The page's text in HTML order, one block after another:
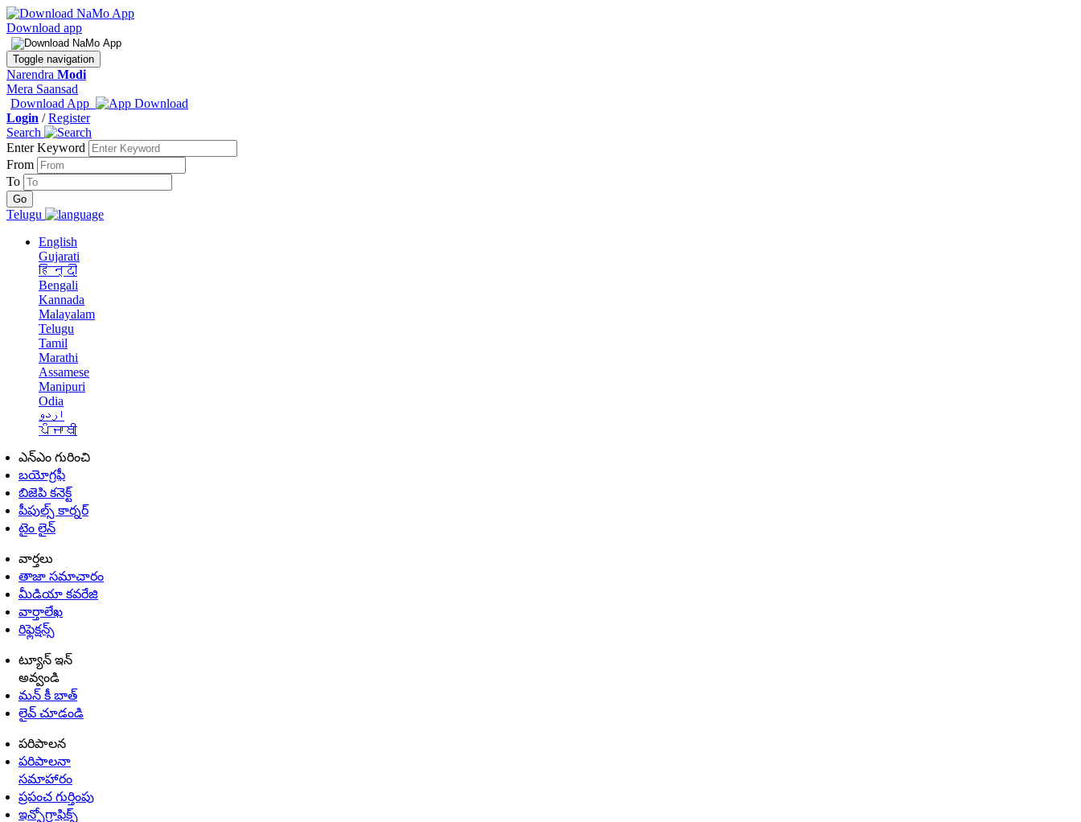
Download app
Toggle navigation
Narendra Modi
Mera Saansad
Download App
Login /Register
Search
Enter Keyword
From
To
Telugu
English
Gujarati
हिन्दी
Bengali
Kannada
Malayalam
Telugu
Tamil
Marathi
Assamese
Manipuri
Odia
اردو
ਪੰਜਾਬੀ
ఎన్ఎం గురించి
బయోగ్రఫీ
బిజెపి కనెక్ట్
పీపుల్స్ కార్నర్
టైం లైన్
వార్తలు
తాజా సమాచారం
మీడియా కవరేజి
వార్తాలేఖ
రిఫ్లెక్షన్స్
ట్యూన్ ఇన్
అవ్వండి
మన్ కీ బాత్
లైవ్ చూడండి
పరిపాలన
పరిపాలనా
సమాహారం
ప్రపంచ గుర్తింపు
ఇన్ఫోగ్రాఫిక్స్